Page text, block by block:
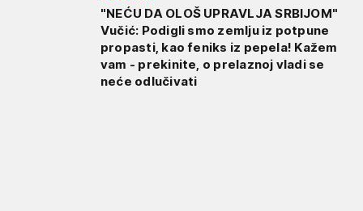
"NEĆU DA OLOŠ UPRAVLJA SRBIJOM"
Vučić: Podigli smo zemlju iz potpune
propasti, kao feniks iz pepela! Kažem
vam - prekinite, o prelaznoj vladi se
neće odlučivati